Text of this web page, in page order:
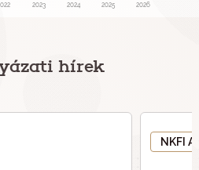
2023 2024 2025 2026
hírek
NKFI